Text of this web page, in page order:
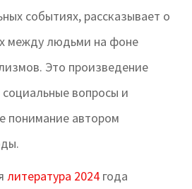
событиях, рассказывает о
между людьми на фоне
Это произведение
вопросы и
понимание автором
литература 2024 года